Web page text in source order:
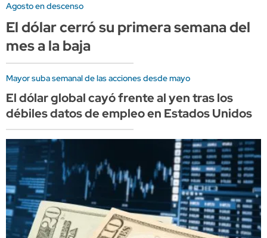
Agosto en descenso
El dólar cerró su primera semana del
mes a la baja
Mayor suba semanal de las acciones desde mayo
El dólar global cayó frente al yen tras los
débiles datos de empleo en Estados Unidos